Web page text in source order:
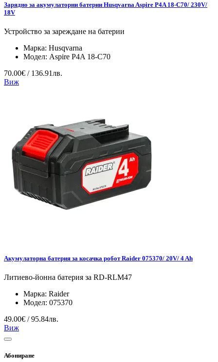
Зарядно за акумулаторни батерии Husqvarna Aspire P4A 18-C70/ 230V/
18V
Устройство за зареждане на батерии
Марка: Husqvarna
Модел: Aspire P4A 18-C70
70.00€ / 136.91лв.
Виж
Акумулаторна батерия за косачка робот Raider 075370/ 20V/ 4 Ah
Литиево-йонна батерия за RD-RLM47
Марка: Raider
Модел: 075370
49.00€ / 95.84лв.
Виж
Абониране